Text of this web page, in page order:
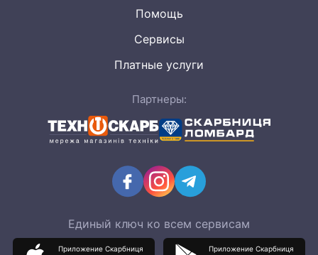
Помощь
Сервисы
Платные услуги
Партнеры:
Единый ключ ко всем сервисам
Приложение Скарбниця Приложение Скарбниця